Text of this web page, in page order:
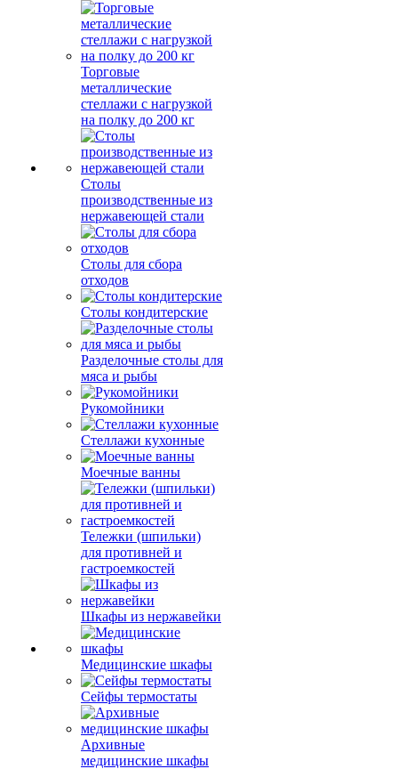
Торговые
металлические
стеллажи с нагрузкой
на полку до 200 кг
Столы
производственные из
нержавеющей стали
Столы для сбора
отходов
Столы кондитерские
Разделочные столы для
мяса и рыбы
Рукомойники
Стеллажи кухонные
Моечные ванны
Тележки (шпильки)
для противней и
гастроемкостей
Шкафы из нержавейки
Медицинские шкафы
Сейфы термостаты
Архивные
медицинские шкафы